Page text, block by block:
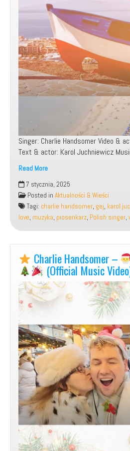
Singer: Charlie Handsomer Video &
Text & actor: Karol Juchniewicz
Read More
Charlie
Handsomer
–
Love,
Love
[Official
Music
Video]
–
horizontal
version
7 stycznia, 2025
Posted in Aktualności & Wieści
Tagi: charlie handsomer, gej, karol
love, muzyka, piosenkarz, Polish singer,
Charlie Handsomer –
(Official Music